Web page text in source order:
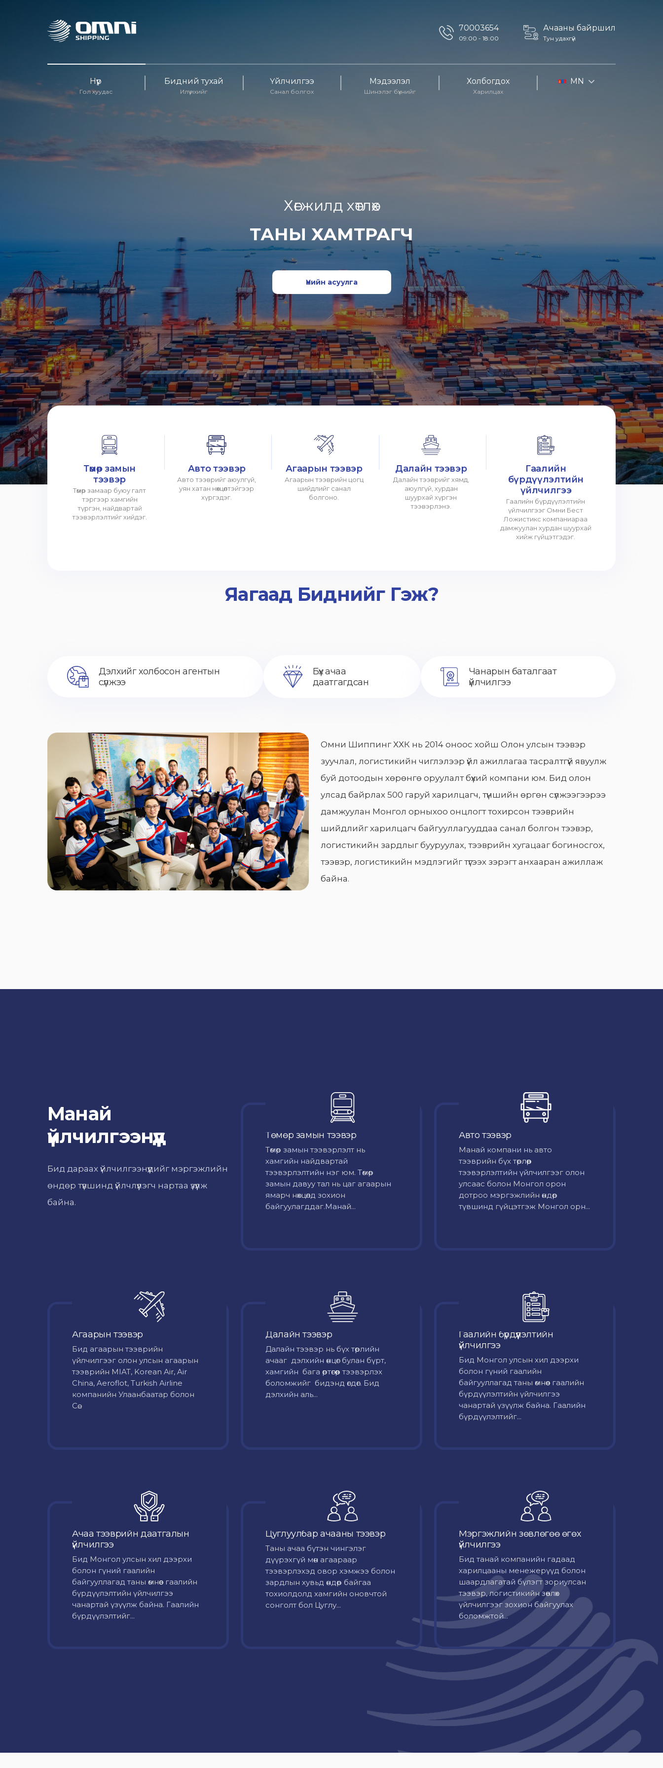
70003654
09:00 - 18:00
Ачааны байршил
Тун удахгүй
Нүүр
Гол хуудас
Бидний тухай
Илүү ихийг
Үйлчилгээ
Санал болгох
Мэдээлэл
Шинэлэг бүхнийг
Холбогдох
Харилцах
MN
Хөгжилд хөтлөх
ТАНЫ ХАМТРАГЧ
Үнийн асуулга
Төмөр замын
тээвэр
Төмөр замаар буюу галт
тэргээр хамгийн
түргэн, найдвартай
тээвэрлэлтийг хийдэг.
Авто тээвэр
Авто тээврийг аюулгүй,
уян хатан нөхцөлтэйгээр
хүргэдэг.
Агаарын тээвэр
Агаарын тээврийн цогц
шийдлийг санал
болгоно.
Далайн тээвэр
Далайн тээврийг хямд,
аюулгүй, хурдан
шуурхай хүргэн
тээвэрлэнэ.
Гаалийн
бүрдүүлэлтийн
үйлчилгээ
Гаалийн бүрдүүлэлтийн
үйлчилгээг Омни Бест
Ложистикс компаниараа
дамжуулан хурдан шуурхай
хийж гүйцэтгэдэг.
Яагаад Биднийг Гэж?
Дэлхийг холбосон агентын
сүлжээ
Бүх ачаа
даатгагдсан
Чанарын баталгаат
үйлчилгээ
Омни Шиппинг ХХК нь 2014 оноос хойш Олон улсын тээвэр
зуучлал, логистикийн чиглэлээр үйл ажиллагаа тасралтгүй явуулж
буй дотоодын хөрөнгө оруулалт бүхий компани юм. Бид олон
улсад байрлах 500 гаруй харилцагч, түншийн өргөн сүлжээгээрээ
дамжуулан Монгол орныхоо онцлогт тохирсон тээврийн
шийдлийг харилцагч байгууллагууддаа санал болгон тээвэр,
логистикийн зардлыг бууруулах, тээврийн хугацааг богиносгох,
тээвэр, логистикийн мэдлэгийг түгээх зэрэгт анхааран ажиллаж
байна.
Манай
үйлчилгээнүүд
Бид дараах үйлчилгээнүүдийг мэргэжлийн
өндөр түвшинд үйлчлүүлэгч нартаа үзүүлж
байна.
Төмөр замын тээвэр
Төмөр замын тээвэрлэлт нь
хамгийн найдвартай
тээвэрлэлтийн нэг юм. Төмөр
замын давуу тал нь цаг агаарын
ямарч нөхцөлд зохион
байгуулагддаг.Манай...
Авто тээвэр
Mанай компани нь авто
тээврийн бүх төрлөөр
тээвэрлэлтийн үйлчилгээг олон
улсаас болон Монгол орон
дотроо мэргэжлийн өндөр
түвшинд гүйцэтгэж Монгол орн...
Агаарын тээвэр
Бид агаарын тээврийн
үйлчилгээг олон улсын агаарын
тээврийн MIAT, Korean Air, Air
China, Aeroflot, Turkish Airline
компанийн Улаанбаатар болон
Сө...
Далайн тээвэр
Далайн тээвэр нь бүх төрлийн
ачааг дэлхийн өнцөг булан бүрт,
хамгийн бага өртөгөөр тээвэрлэх
боломжийг бидэнд өгдөг. Бид
дэлхийн аль...
Гаалийн бүрдүүлэлтийн
үйлчилгээ
Бид Монгол улсын хил дээрхи
болон гүний гаалийн
байгууллагад таны өмнөөс гаалийн
бүрдүүлэлтийн үйлчилгээ
чанартай үзүүлж байна. Гаалийн
бүрдүүлэлтийг...
Ачаа тээврийн даатгалын
үйлчилгээ
Бид Монгол улсын хил дээрхи
болон гүний гаалийн
байгууллагад таны өмнөөс гаалийн
бүрдүүлэлтийн үйлчилгээ
чанартай үзүүлж байна. Гаалийн
бүрдүүлэлтийг...
Цуглуулбар ачааны тээвэр
Таны ачаа бүтэн чингэлэг
дүүрэхгүй мөн агаараар
тээвэрлэхэд овор хэмжээ болон
зардлын хувьд өндөр байгаа
тохиолдолд хамгийн оновчтой
сонголт бол Цуглу...
Мэргэжлийн зөвлөгөө өгөх
үйлчилгээ
Бид танай компанийн гадаад
харилцааны менежерүүд болон
шаардлагатай бүлэгт зориулсан
тээвэр, логистикийн зөвлөх
үйлчилгээг зохион байгуулах
боломжтой...